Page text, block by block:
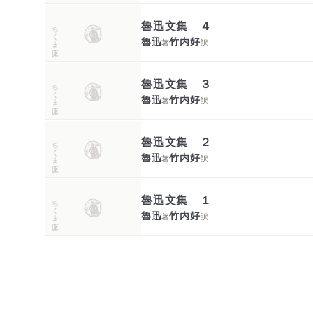
ちくま文庫 魯迅文集 ４
魯迅著竹内好訳
ちくま文庫 魯迅文集 ３
魯迅著竹内好訳
ちくま文庫 魯迅文集 ２
魯迅著竹内好訳
ちくま文庫 魯迅文集 １
魯迅著竹内好訳